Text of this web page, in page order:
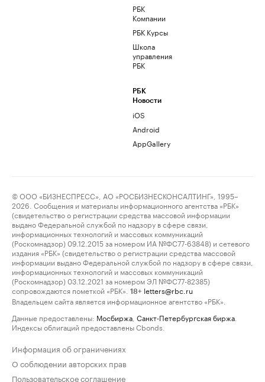
РБК
Компании
РБК Курсы
Школа
управления
РБК
РБК
Новости
iOS
Android
AppGallery
© ООО «БИЗНЕСПРЕСС», АО «РОСБИЗНЕСКОНСАЛТИНГ», 1995–
2026. Сообщения и материалы информационного агентства «РБК»
(свидетельство о регистрации средства массовой информации
выдано Федеральной службой по надзору в сфере связи,
информационных технологий и массовых коммуникаций
(Роскомнадзор) 09.12.2015 за номером ИА №ФС77-63848) и сетевого
издания «РБК» (свидетельство о регистрации средства массовой
информации выдано Федеральной службой по надзору в сфере связи,
информационных технологий и массовых коммуникаций
(Роскомнадзор) 03.12.2021 за номером ЭЛ №ФС77-82385)
сопровождаются пометкой «РБК».
18+ letters@rbc.ru
Владельцем сайта является информационное агентство «РБК».
Данные предоставлены: Мосбиржа Санкт-Петербургская биржа
Индексы облигаций предоставлены Cbonds.
Информация об ограничениях
О соблюдении авторских прав
Пользовательское соглашение